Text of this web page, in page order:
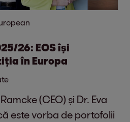
26: EOS își
în Europa
(CEO) și Dr. Eva
este vorba de portofolii